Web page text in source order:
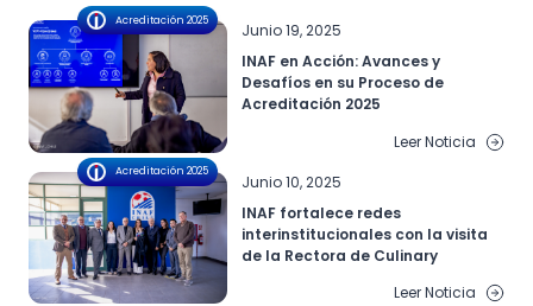
Acreditación 2025
Junio 19, 2025
INAF en Acción: Avances y
Desafíos en su Proceso de
Acreditación 2025
Leer Noticia
Acreditación 2025
Junio 10, 2025
INAF fortalece redes
interinstitucionales con la visita
de la Rectora de Culinary
Leer Noticia